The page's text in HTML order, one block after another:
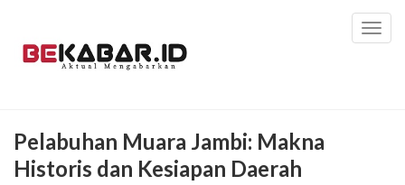
Pelabuhan Muara Jambi: Makna
Historis dan Kesiapan Daerah